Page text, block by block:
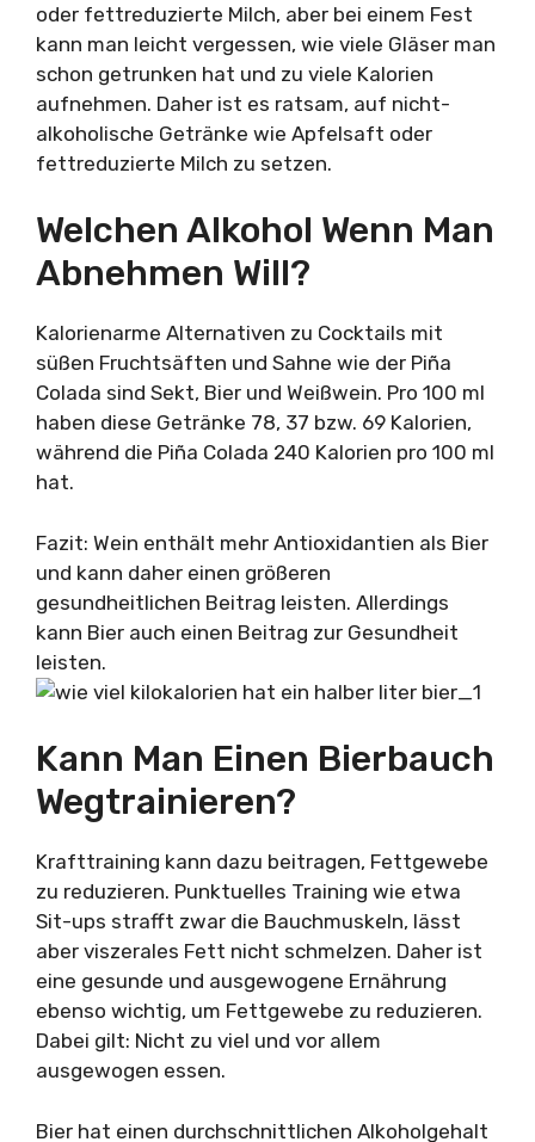
oder fettreduzierte Milch, aber bei einem Fest
kann man leicht vergessen, wie viele Gläser man
schon getrunken hat und zu viele Kalorien
aufnehmen. Daher ist es ratsam, auf nicht-
alkoholische Getränke wie Apfelsaft oder
fettreduzierte Milch zu setzen.
Welchen Alkohol Wenn Man
Abnehmen Will?
Kalorienarme Alternativen zu Cocktails mit
süßen Fruchtsäften und Sahne wie der Piña
Colada sind Sekt, Bier und Weißwein. Pro 100 ml
haben diese Getränke 78, 37 bzw. 69 Kalorien,
während die Piña Colada 240 Kalorien pro 100 ml
hat.
Fazit: Wein enthält mehr Antioxidantien als Bier
und kann daher einen größeren
gesundheitlichen Beitrag leisten. Allerdings
kann Bier auch einen Beitrag zur Gesundheit
leisten.
Kann Man Einen Bierbauch
Wegtrainieren?
Krafttraining kann dazu beitragen, Fettgewebe
zu reduzieren. Punktuelles Training wie etwa
Sit-ups strafft zwar die Bauchmuskeln, lässt
aber viszerales Fett nicht schmelzen. Daher ist
eine gesunde und ausgewogene Ernährung
ebenso wichtig, um Fettgewebe zu reduzieren.
Dabei gilt: Nicht zu viel und vor allem
ausgewogen essen.
Bier hat einen durchschnittlichen Alkoholgehalt